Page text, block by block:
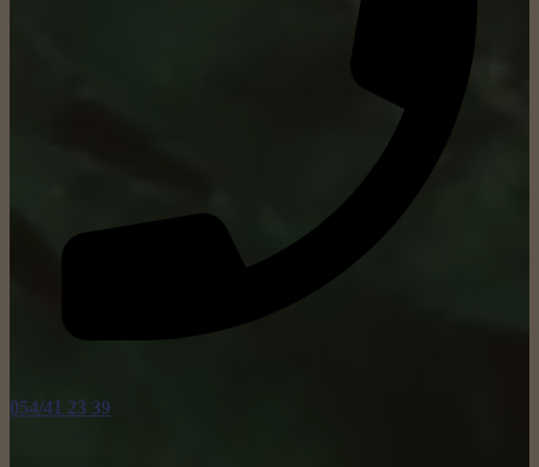
054/41 23 39